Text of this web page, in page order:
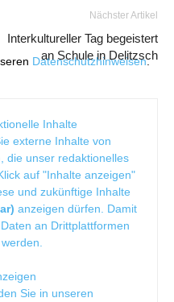
Datenschutzhinweisen.
Nächster Artikel
Interkultureller Tag begeistert
an Schule in Delitzsch
Inhalte
externe Inhalte von
, die unser redaktionelles
auf "Inhalte anzeigen"
und zukünftige Inhalte
anzeigen dürfen. Damit
an Drittplattformen
Sie in unseren